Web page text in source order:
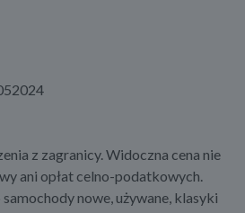
z zagranicy. Widoczna cena nie
ani opłat celno-podatkowych.
nowe, używane, klasyki